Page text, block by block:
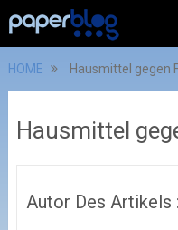
HOME Hausmittel gegen
Hausmittel
Autor Des Artikels :